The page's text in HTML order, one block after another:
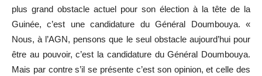
plus grand obstacle actuel pour son élection à la tête de la
Guinée, c’est une candidature du Général Doumbouya. «
Nous, à l’AGN, pensons que le seul obstacle aujourd’hui pour
être au pouvoir, c’est la candidature du Général Doumbouya.
Mais par contre s’il se présente c’est son opinion, et celle des